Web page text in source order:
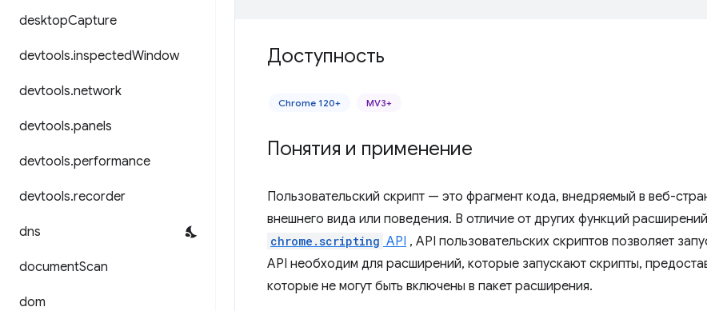
desktopCapture
devtools.inspectedWindow
devtools.network
devtools.panels
devtools.performance
devtools.recorder
dns
documentScan
dom
Доступность
Chrome 120+ MV3+
Понятия и применение
Пользовательский скрипт — это фрагмент кода, внедряемый в веб-
внешнего вида или поведения. В отличие от других функций
chrome.scripting API , API пользовательских скриптов позволяет
API необходим для расширений, которые запускают скрипты,
которые не могут быть включены в пакет расширения.